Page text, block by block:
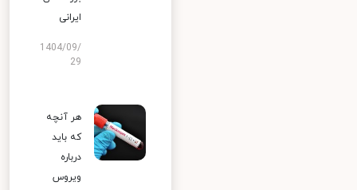
ایرانی
1404/09/
29
هر آنچه
که باید
درباره
ویروس